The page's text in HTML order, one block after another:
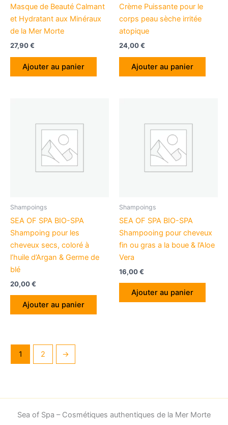
Masque de Beauté Calmant
et Hydratant aux Minéraux
de la Mer Morte
27,90€
Ajouter au panier
Crème Puissante pour le
corps peau sèche irritée
atopique
24,00€
Ajouter au panier
Shampoings
SEA OF SPA BIO-SPA
Shampoing pour les
cheveux secs, coloré à
l’huile d’Argan & Germe de
blé
20,00€
Ajouter au panier
Shampoings
SEA OF SPA BIO-SPA
Shampooing pour cheveux
fin ou gras a la boue & l’Aloe
Vera
16,00€
Ajouter au panier
1 2 →
Sea of Spa – Cosmétiques authentiques de la Mer Morte